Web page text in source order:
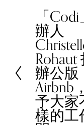
r
e
v
i
o
u
s
「
辦人
Rohaut
辦公版
Airbnb
予大家
樣的工